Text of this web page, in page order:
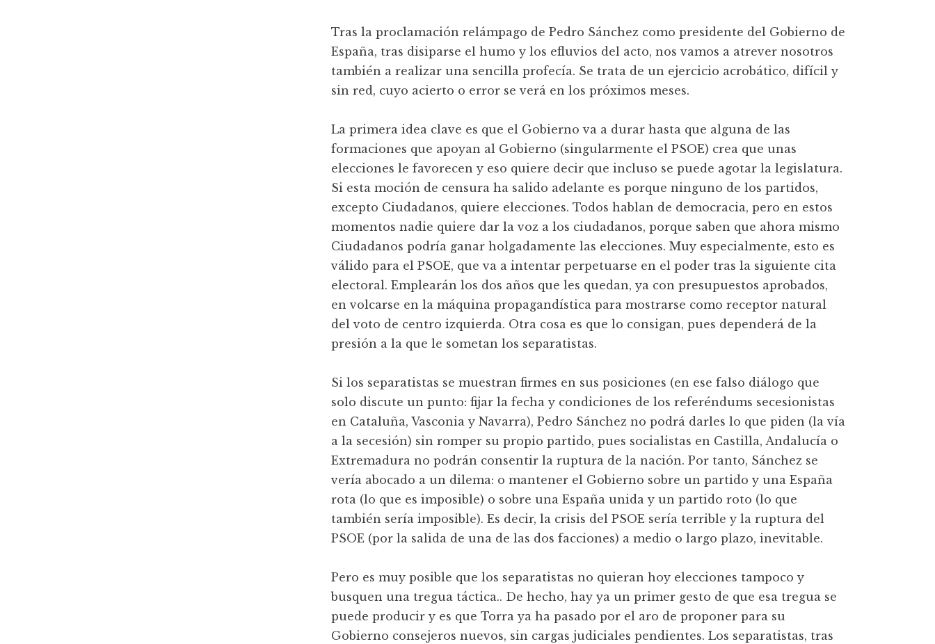
Tras la proclamación relámpago de Pedro Sánchez como presidente del Gobierno de
España, tras disiparse el humo y los efluvios del acto, nos vamos a atrever nosotros
también a realizar una sencilla profecía. Se trata de un ejercicio acrobático, difícil y
sin red, cuyo acierto o error se verá en los próximos meses.
La primera idea clave es que el Gobierno va a durar hasta que alguna de las
formaciones que apoyan al Gobierno (singularmente el PSOE) crea que unas
elecciones le favorecen y eso quiere decir que incluso se puede agotar la legislatura.
Si esta moción de censura ha salido adelante es porque ninguno de los partidos,
excepto Ciudadanos, quiere elecciones. Todos hablan de democracia, pero en estos
momentos nadie quiere dar la voz a los ciudadanos, porque saben que ahora mismo
Ciudadanos podría ganar holgadamente las elecciones. Muy especialmente, esto es
válido para el PSOE, que va a intentar perpetuarse en el poder tras la siguiente cita
electoral. Emplearán los dos años que les quedan, ya con presupuestos aprobados,
en volcarse en la máquina propagandística para mostrarse como receptor natural
del voto de centro izquierda. Otra cosa es que lo consigan, pues dependerá de la
presión a la que le sometan los separatistas.
Si los separatistas se muestran firmes en sus posiciones (en ese falso diálogo que
solo discute un punto: fijar la fecha y condiciones de los referéndums secesionistas
en Cataluña, Vasconia y Navarra), Pedro Sánchez no podrá darles lo que piden (la vía
a la secesión) sin romper su propio partido, pues socialistas en Castilla, Andalucía o
Extremadura no podrán consentir la ruptura de la nación. Por tanto, Sánchez se
vería abocado a un dilema: o mantener el Gobierno sobre un partido y una España
rota (lo que es imposible) o sobre una España unida y un partido roto (lo que
también sería imposible). Es decir, la crisis del PSOE sería terrible y la ruptura del
PSOE (por la salida de una de las dos facciones) a medio o largo plazo, inevitable.
Pero es muy posible que los separatistas no quieran hoy elecciones tampoco y
busquen una tregua táctica.. De hecho, hay ya un primer gesto de que esa tregua se
puede producir y es que Torra ya ha pasado por el aro de proponer para su
Gobierno consejeros nuevos, sin cargas judiciales pendientes. Los separatistas, tras